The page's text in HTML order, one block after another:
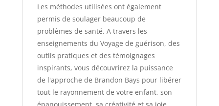
Les méthodes utilisées ont également
permis de soulager beaucoup de
problèmes de santé. A travers les
enseignements du Voyage de guérison, des
outils pratiques et des témoignages
inspirants, vous découvrirez la puissance
de l'approche de Brandon Bays pour libérer
tout le rayonnement de votre enfant, son